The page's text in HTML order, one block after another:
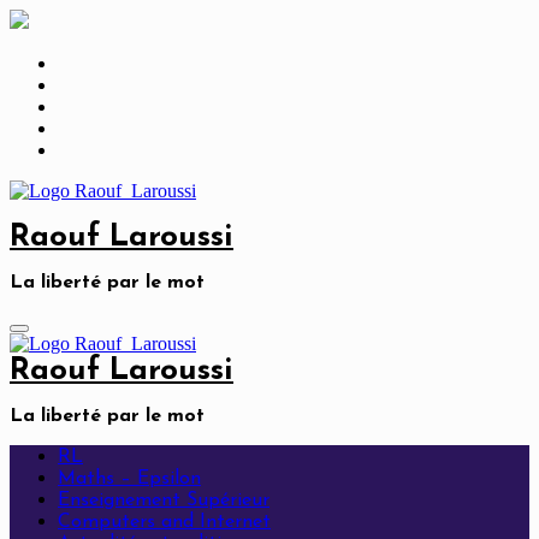
Skip
content
Raouf Laroussi
La liberté par le mot
Raouf Laroussi
La liberté par le mot
RL
Maths – Epsilon
Enseignement Supérieur
Computers and Internet